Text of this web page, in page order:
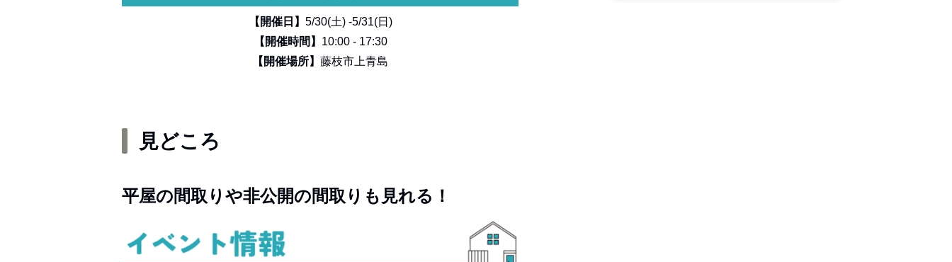
【開催日】 5/30(土) -5/31(日)
【開催時間】 10:00 - 17:30
【開催場所】 藤枝市上青島
見どころ
平屋の間取りや非公開の間取りも見れる！